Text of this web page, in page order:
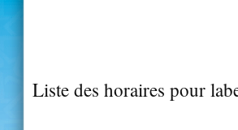
Liste des horaires pour